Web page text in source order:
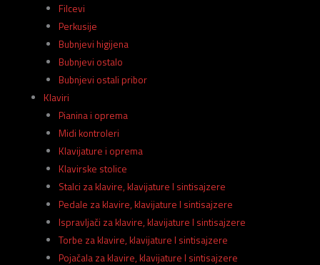
Filcevi
Perkusije
Bubnjevi higijena
Bubnjevi ostalo
Bubnjevi ostali pribor
Klaviri
Pianina i oprema
Midi kontroleri
Klavijature i oprema
Klavirske stolice
Stalci za klavire, klavijature I sintisajzere
Pedale za klavire, klavijature I sintisajzere
Ispravljači za klavire, klavijature I sintisajzere
Torbe za klavire, klavijature I sintisajzere
Pojačala za klavire, klavijature I sintisajzere